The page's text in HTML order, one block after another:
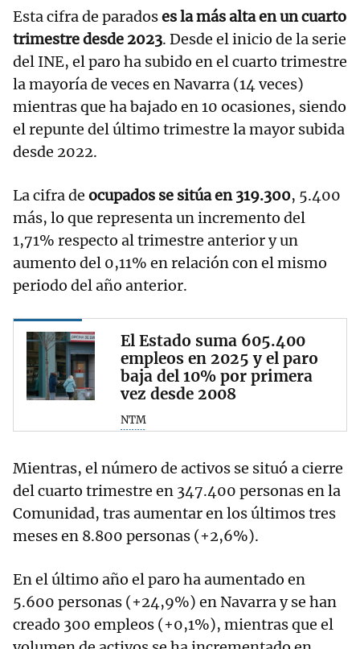
Esta cifra de paradoses la más alta en un cuarto
trimestre desde 2023. Desde el inicio de la serie
del INE, el paro ha subido en el cuarto trimestre
la mayoría de veces en Navarra (14 veces)
mientras que ha bajado en 10 ocasiones, siendo
el repunte del último trimestre la mayor subida
desde 2022.
La cifra de ocupados se sitúa en 319.300, 5.400
más, lo que representa un incremento del
1,71% respecto al trimestre anterior y un
aumento del 0,11% en relación con el mismo
periodo del año anterior.
El Estado suma 605.400
empleos en 2025 y el paro
baja del 10% por primera
vez desde 2008
NTM
Mientras, el número de activos se situó a cierre
del cuarto trimestre en 347.400 personas en la
Comunidad, tras aumentar en los últimos tres
meses en 8.800 personas (+2,6%).
En el último año el paro ha aumentado en
5.600 personas (+24,9%) en Navarra y se han
creado 300 empleos (+0,1%), mientras que el